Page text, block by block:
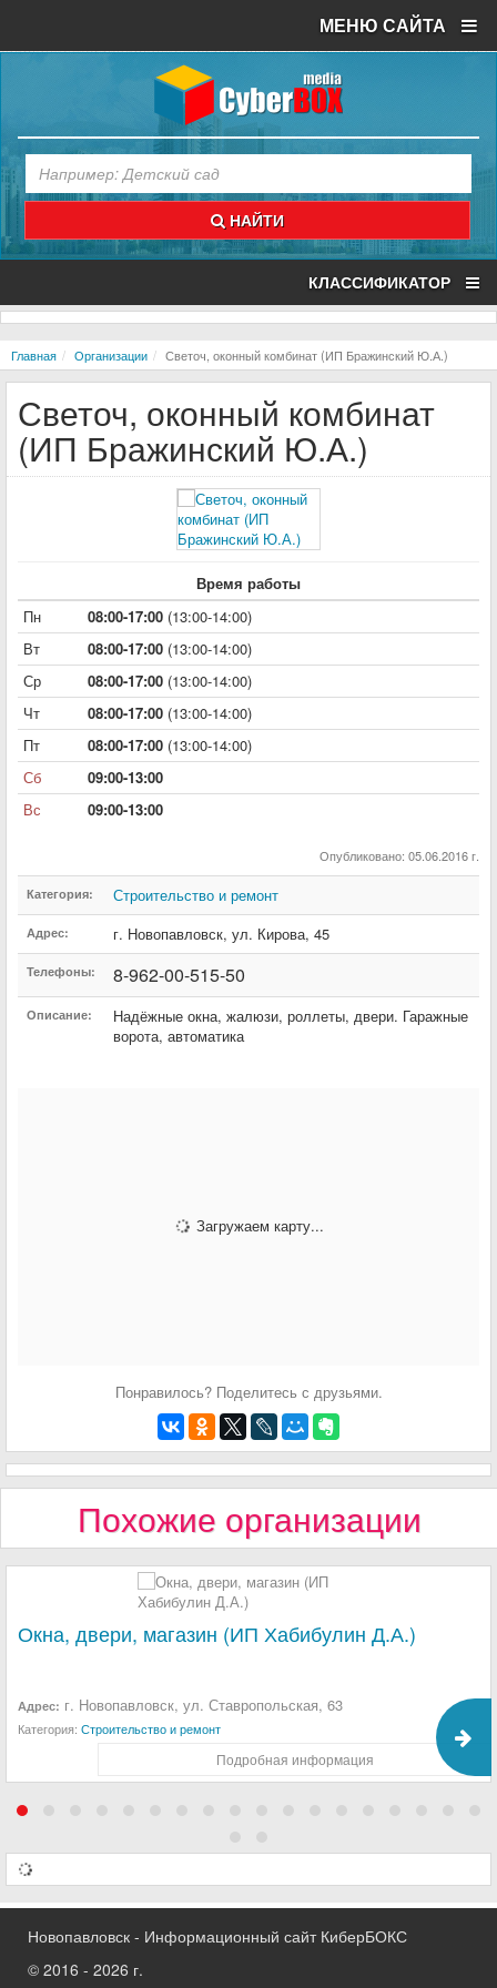
МЕНЮ САЙТА
НАЙТИ
КЛАССИФИКАТОР
Главная Организации Светоч, оконный комбинат (ИП Бражинский Ю.А.)
Светоч, оконный комбинат
(ИП Бражинский Ю.А.)
Время работы
Пн
08:00-17:00 (13:00-14:00)
Вт
08:00-17:00 (13:00-14:00)
Ср
08:00-17:00 (13:00-14:00)
Чт
08:00-17:00 (13:00-14:00)
Пт
08:00-17:00 (13:00-14:00)
Сб
09:00-13:00
Вс
09:00-13:00
Опубликовано: 05.06.2016 г.
Категория: Строительство и ремонт
Адрес: г. Новопавловск, ул. Кирова, 45
Телефоны: 8-962-00-515-50
Описание:
Надёжные окна, жалюзи, роллеты, двери. Гаражные
ворота, автоматика
Загружаем карту...
Понравилось? Поделитесь с друзьями.
Похожие организации
Окна, двери, магазин (ИП Хабибулин Д.А.)
Адрес: г. Новопавловск, ул. Ставропольская, 63
Категория: Строительство и ремонт
Подробная информация
Новопавловск - Информационный сайт КиберБОКС
© 2016 - 2026 г.